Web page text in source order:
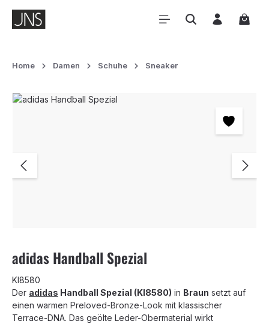
Zum Hauptinhalt springen
Home Damen Schuhe Sneaker
Bildergalerie überspringen
adidas Handball Spezial
KI8580
Der adidas Handball Spezial (KI8580) in Braun setzt auf
einen warmen Preloved-Bronze-Look mit klassischer
Terrace-DNA. Das geölte Leder-Obermaterial wirkt